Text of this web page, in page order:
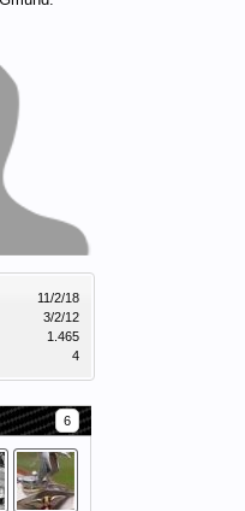
11/2/18
3/2/12
1.465
4
6